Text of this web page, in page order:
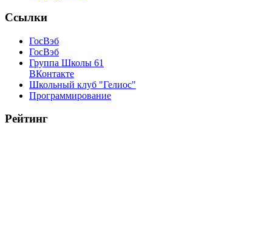
Ссылки
ГосВэб
ГосВэб
Группа Школы 61
ВКонтакте
Школьный клуб "Гелиос"
Программирование
Рейтинг